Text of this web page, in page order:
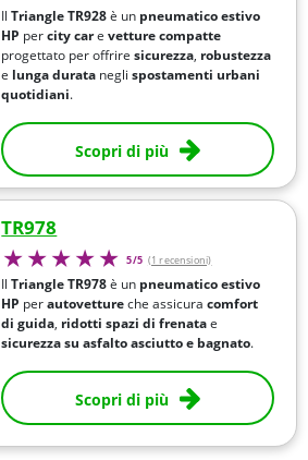
IlTriangle TR928è un pneumatico estivo
HP percity carevetture compatte
progettato per offriresicurezza, robustezza
e lunga durata neglispostamenti urbani
quotidiani.
Scopri di più
TR978
5/5 (1 recensioni)
IlTriangle TR978è un pneumatico estivo
HP perautovettureche assicuracomfort
di guida, ridotti spazi di frenatae
sicurezza su asfalto asciutto e bagnato.
Scopri di più